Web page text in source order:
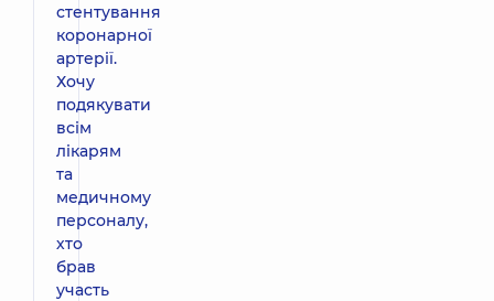
стентування
коронарної
артерії.
Хочу
подякувати
всім
лікарям
та
медичному
персоналу,
хто
брав
участь